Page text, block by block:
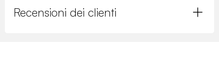
Recensioni dei clienti